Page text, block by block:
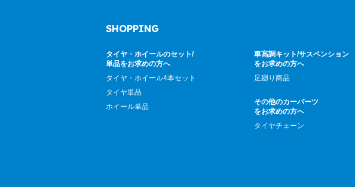
SHOPPING
タイヤ・ホイールのセット/
単品をお求めの方へ
タイヤ・ホイール4本セット
タイヤ単品
ホイール単品
車高調キット/サスペンション
をお求めの方へ
足廻り商品
その他のカーパーツ
をお求めの方へ
タイヤチェーン